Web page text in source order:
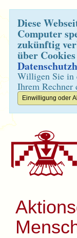
Diese
Computer
zukünftig
über
Willigen Sie in
Ihrem Rechner